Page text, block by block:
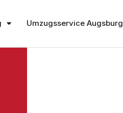
Umzugsservice Augsburg